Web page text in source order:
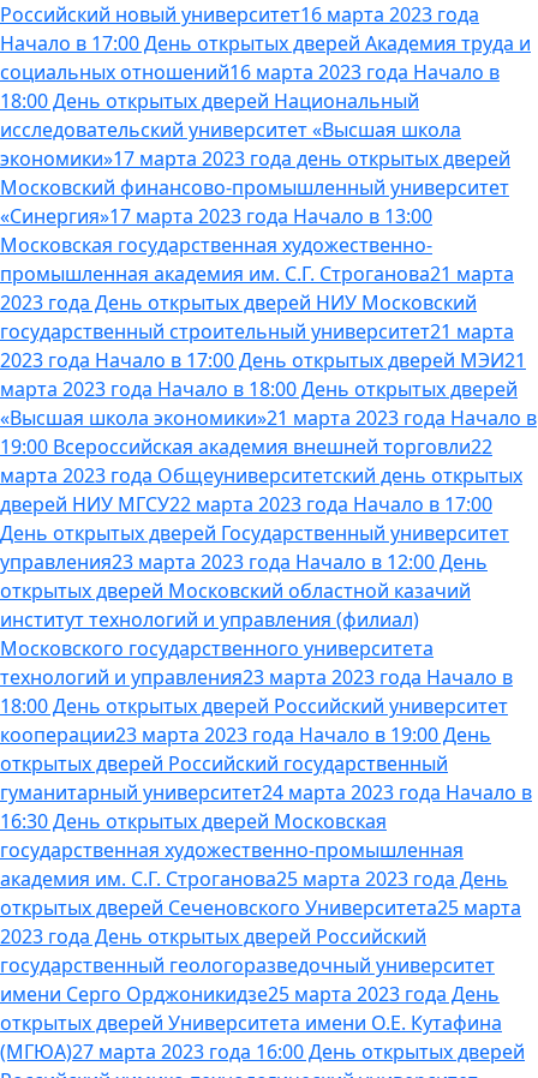
Российский новый университет16 марта 2023 года
Начало в 17:00 День открытых дверей Академия труда и
социальных отношений16 марта 2023 года Начало в
18:00 День открытых дверей Национальный
исследовательский университет «Высшая школа
экономики»17 марта 2023 года день открытых дверей
Московский финансово-промышленный университет
«Синергия»17 марта 2023 года Начало в 13:00
Московская государственная художественно-
промышленная академия им. С.Г. Строганова21 марта
2023 года День открытых дверей НИУ Московский
государственный строительный университет21 марта
2023 года Начало в 17:00 День открытых дверей МЭИ21
марта 2023 года Начало в 18:00 День открытых дверей
«Высшая школа экономики»21 марта 2023 года Начало в
19:00 Всероссийская академия внешней торговли22
марта 2023 года Общеуниверситетский день открытых
дверей НИУ МГСУ22 марта 2023 года Начало в 17:00
День открытых дверей Государственный университет
управления23 марта 2023 года Начало в 12:00 День
открытых дверей Московский областной казачий
институт технологий и управления (филиал)
Московского государственного университета
технологий и управления23 марта 2023 года Начало в
18:00 День открытых дверей Российский университет
кооперации23 марта 2023 года Начало в 19:00 День
открытых дверей Российский государственный
гуманитарный университет24 марта 2023 года Начало в
16:30 День открытых дверей Московская
государственная художественно-промышленная
академия им. С.Г. Строганова25 марта 2023 года День
открытых дверей Сеченовского Университета25 марта
2023 года День открытых дверей Российский
государственный геологоразведочный университет
имени Серго Орджоникидзе25 марта 2023 года День
открытых дверей Университета имени О.Е. Кутафина
(МГЮА)27 марта 2023 года 16:00 День открытых дверей